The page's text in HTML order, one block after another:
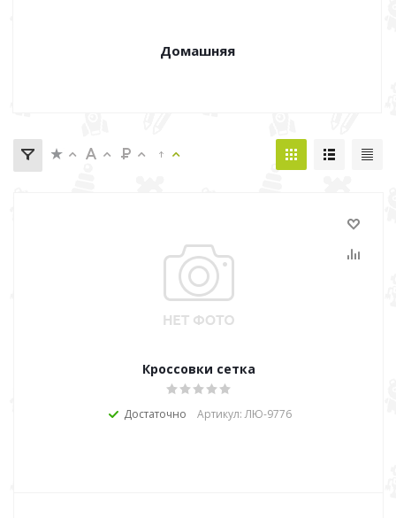
Домашняя
Кроссовки сетка
Достаточно Артикул: ЛЮ-9776